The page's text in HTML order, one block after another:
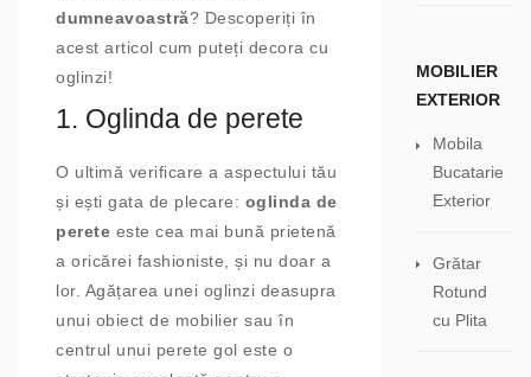
dumneavoastră? Descoperiți în
acest articol cum puteți decora cu
oglinzi!
1. Oglinda de perete
O ultimă verificare a aspectului tău
și ești gata de plecare: oglinda de
perete este cea mai bună prietenă
a oricărei fashioniste, și nu doar a
lor. Agățarea unei oglinzi deasupra
unui obiect de mobilier sau în
centrul unui perete gol este o
MOBILIER
EXTERIOR
Mobila
Bucatarie
Exterior
Grătar
Rotund
cu Plita